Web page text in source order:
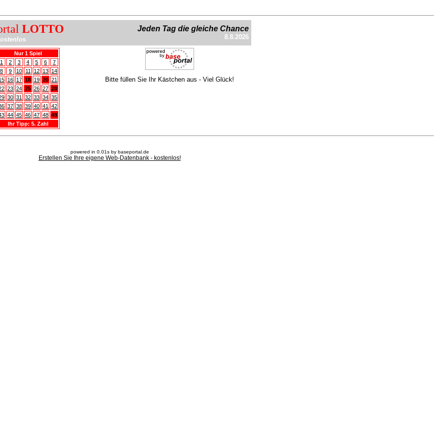
LOTTO Jeden Tag die gleiche Chance
8.8.2026
Nur 1 Spiel
1
2 3 4 5 6
7
8
9 10 11 12 13 14
16 17 18 19 20 21
23 24 25 26 27 28
30 31 32 33 34 35
37 38 39 40 41
42
44 45 46 47 48 49
Ihr Tipp: 5. Zahl
Bitte füllen Sie Ihr Kästchen aus - Viel Glück!
powered in 0.01s by baseportal.de
Erstellen Sie Ihre eigene Web-Datenbank - kostenlos!